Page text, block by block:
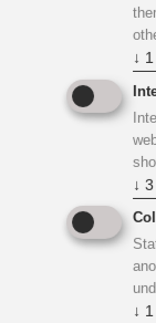
von ca. 1.400
Patientenzimmer)
↓ 1
↓ 3
↓ 1